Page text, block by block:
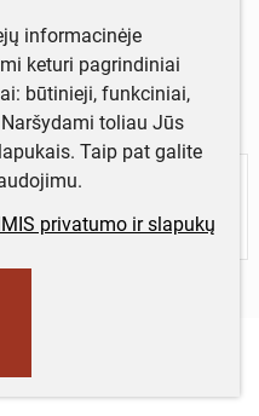
objektą?
informacinėje
keturi pagrindiniai
būtinieji, funkciniai,
toliau Jūs
Taip pat galite
privatumo ir slapukų